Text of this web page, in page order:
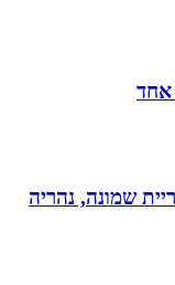
שמונה, נהריה